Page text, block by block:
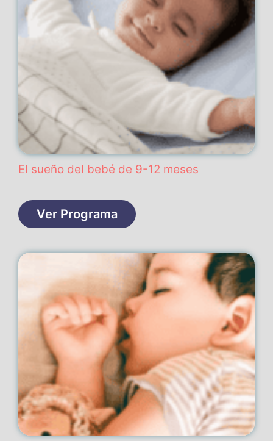
El sueño del bebé de 9-12 meses
Ver Programa